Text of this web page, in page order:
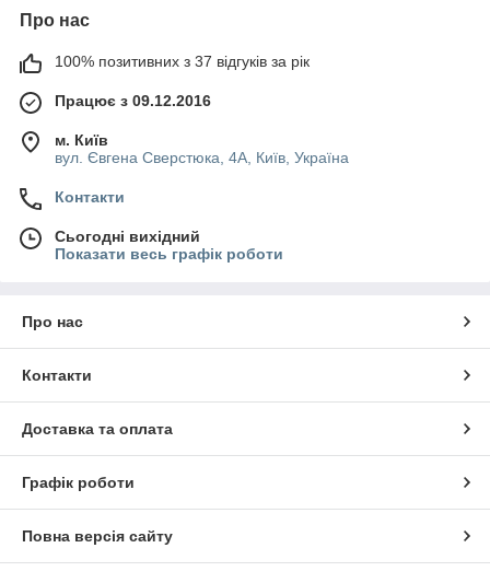
Про нас
100% позитивних з 37 відгуків за рік
Працює з 09.12.2016
м. Київ
вул. Євгена Сверстюка, 4А, Київ, Україна
Контакти
Сьогодні вихідний
Показати весь графік роботи
Про нас
Контакти
Доставка та оплата
Графік роботи
Повна версія сайту